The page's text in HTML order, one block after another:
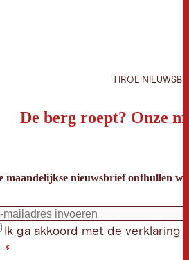
TIROL
De berg roept? Onze
maandelijkse nieuwsbrief onthullen
Ik ga akkoord met de verklaring
*